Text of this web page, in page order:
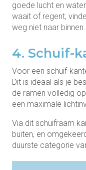
goede lucht en
waait of regent,
weg niet naar binnen.
4. Schuif-
Voor een schuif-
Dit is ideaal als je
de ramen volledig
een maximale
Via dit schuifraam
buiten, en
duurste categorie